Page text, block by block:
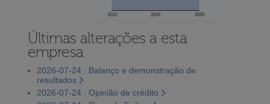
2023 2024 2025
Últimas alterações a esta
empresa
2026-07-24 : Balanço e demonstração de
resultados
2026-07-24 : Opinião de crédito